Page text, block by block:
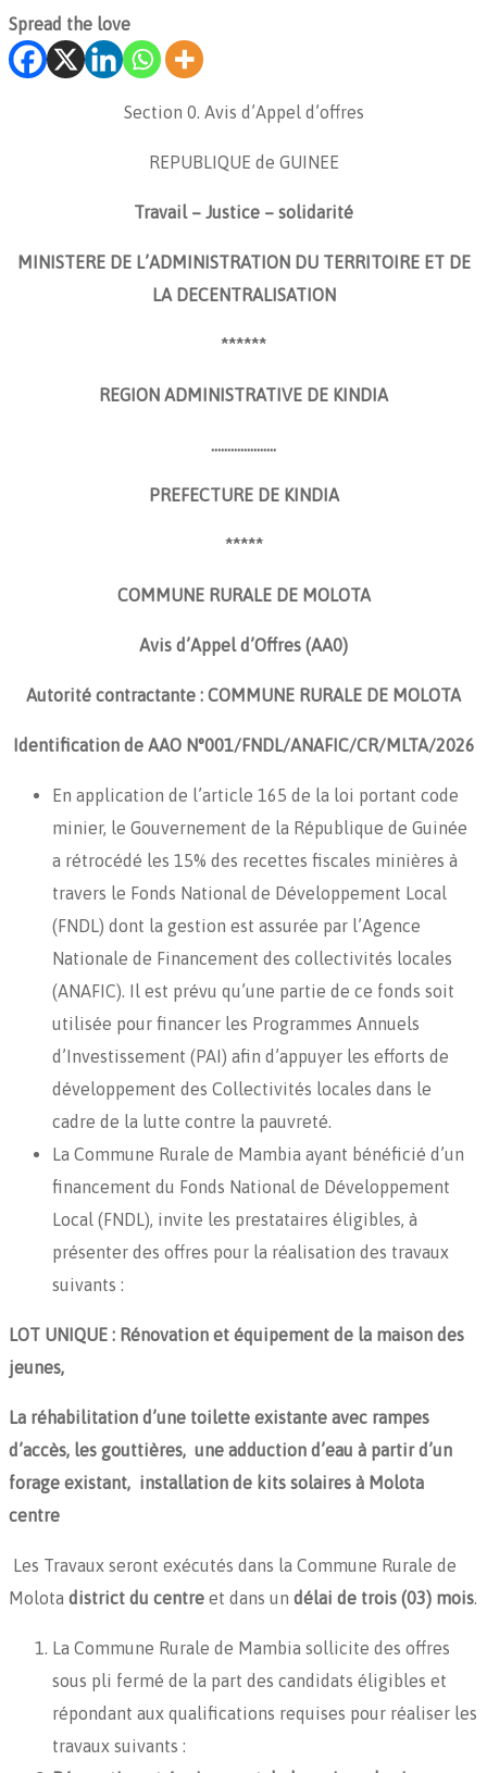
Spread the love
Section 0. Avis d’Appel d’offres
REPUBLIQUE de GUINEE
Travail – Justice – solidarité
MINISTERE DE L’ADMINISTRATION DU TERRITOIRE ET DE
LA DECENTRALISATION
******
REGION ADMINISTRATIVE DE KINDIA
………………..
PREFECTURE DE KINDIA
*****
COMMUNE RURALE DE MOLOTA
Avis d’Appel d’Offres (AA0)
Autorité contractante : COMMUNE RURALE DE MOLOTA
Identification de AAO N°001/FNDL/ANAFIC/CR/MLTA/2026
En application de l’article 165 de la loi portant code
minier, le Gouvernement de la République de Guinée
a rétrocédé les 15% des recettes fiscales minières à
travers le Fonds National de Développement Local
(FNDL) dont la gestion est assurée par l’Agence
Nationale de Financement des collectivités locales
(ANAFIC). Il est prévu qu’une partie de ce fonds soit
utilisée pour financer les Programmes Annuels
d’Investissement (PAI) afin d’appuyer les efforts de
développement des Collectivités locales dans le
cadre de la lutte contre la pauvreté.
La Commune Rurale de Mambia ayant bénéficié d’un
financement du Fonds National de Développement
Local (FNDL), invite les prestataires éligibles, à
présenter des offres pour la réalisation des travaux
suivants :
LOT UNIQUE : Rénovation et équipement de la maison des
jeunes,
La réhabilitation d’une toilette existante avec rampes
d’accès, les gouttières, une adduction d’eau à partir d’un
forage existant, installation de kits solaires à Molota
centre
Les Travaux seront exécutés dans la Commune Rurale de
Molota district du centre et dans un délai de trois (03) mois.
La Commune Rurale de Mambia sollicite des offres
sous pli fermé de la part des candidats éligibles et
répondant aux qualifications requises pour réaliser les
travaux suivants :